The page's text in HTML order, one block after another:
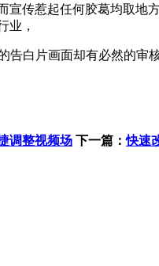
宣传惹起任何胶葛均取地
业，
白片画面却有必然的审
调整视频场 下一篇：快速